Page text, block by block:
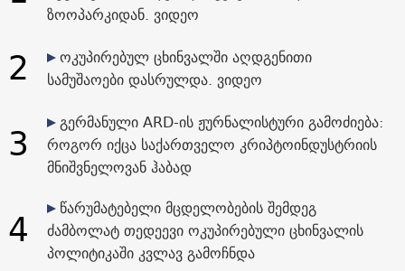
ზოოპარკიდან. ვიდეო
2
ოკუპირებულ ცხინვალში აღდგენითი
სამუშაოები დასრულდა. ვიდეო
3
გერმანული ARD-ის ჟურნალისტური გამოძიება:
როგორ იქცა საქართველო კრიპტოინდუსტრიის
მნიშვნელოვან ჰაბად
4
წარუმატებელი მცდელობების შემდეგ
ძამბოლატ თედეევი ოკუპირებული ცხინვალის
პოლიტიკაში კვლავ გამოჩნდა